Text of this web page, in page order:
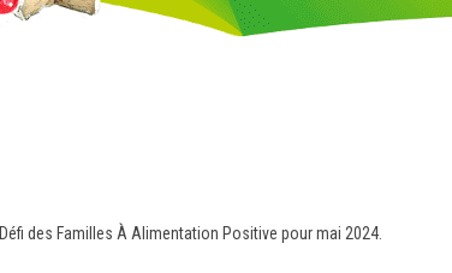
Défi des Familles À Alimentation Positive pour mai 2024.